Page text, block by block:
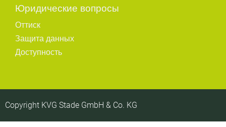
Юридические вопросы
Оттиск
Защита данных
Доступность
Copyright KVG Stade GmbH & Co. KG